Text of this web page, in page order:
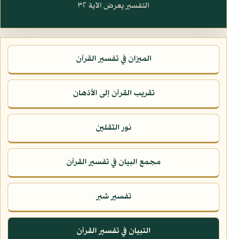
التفسير يعرض الآية ٣٢
الميزان في تفسير القرآن
تقريب القرآن إلى الأذهان
نور الثقلين
مجمع البيان في تفسير القرآن
تفسير شبر
التبيان في تفسير القرآن